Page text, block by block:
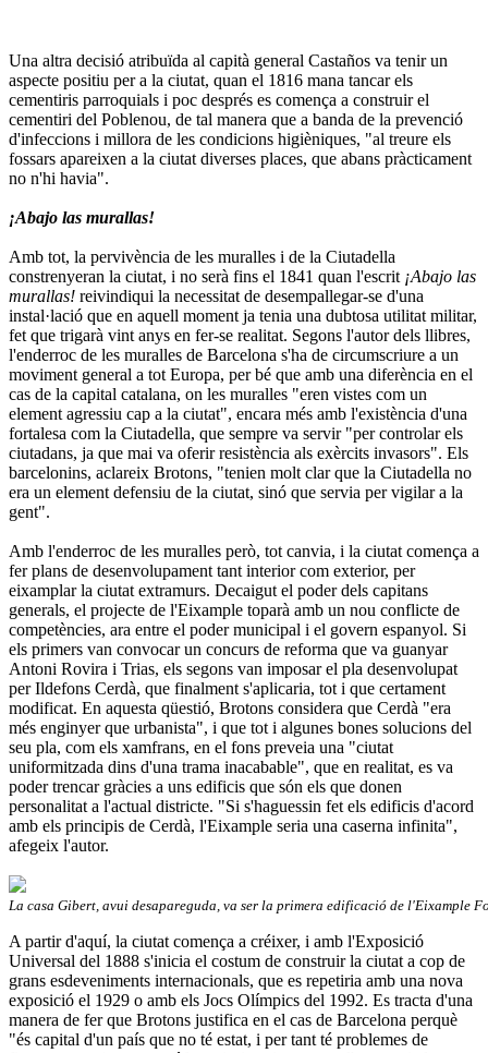
Una altra decisió atribuïda al capità general Castaños va tenir un
aspecte positiu per a la ciutat, quan el 1816 mana tancar els
cementiris parroquials i poc després es comença a construir el
cementiri del Poblenou, de tal manera que a banda de la prevenció
d'infeccions i millora de les condicions higièniques, "al treure els
fossars apareixen a la ciutat diverses places, que abans pràcticament
no n'hi havia".
¡Abajo las murallas!
Amb tot, la pervivència de les muralles i de la Ciutadella
constrenyeran la ciutat, i no serà fins el 1841 quan l'escrit ¡Abajo las
murallas! reivindiqui la necessitat de desempallegar-se d'una
instal·lació que en aquell moment ja tenia una dubtosa utilitat militar,
fet que trigarà vint anys en fer-se realitat. Segons l'autor dels llibres,
l'enderroc de les muralles de Barcelona s'ha de circumscriure a un
moviment general a tot Europa, per bé que amb una diferència en el
cas de la capital catalana, on les muralles "eren vistes com un
element agressiu cap a la ciutat", encara més amb l'existència d'una
fortalesa com la Ciutadella, que sempre va servir "per controlar els
ciutadans, ja que mai va oferir resistència als exèrcits invasors". Els
barcelonins, aclareix Brotons, "tenien molt clar que la Ciutadella no
era un element defensiu de la ciutat, sinó que servia per vigilar a la
gent".
Amb l'enderroc de les muralles però, tot canvia, i la ciutat comença a
fer plans de desenvolupament tant interior com exterior, per
eixamplar la ciutat extramurs. Decaigut el poder dels capitans
generals, el projecte de l'Eixample toparà amb un nou conflicte de
competències, ara entre el poder municipal i el govern espanyol. Si
els primers van convocar un concurs de reforma que va guanyar
Antoni Rovira i Trias, els segons van imposar el pla desenvolupat
per Ildefons Cerdà, que finalment s'aplicaria, tot i que certament
modificat. En aquesta qüestió, Brotons considera que Cerdà "era
més enginyer que urbanista", i que tot i algunes bones solucions del
seu pla, com els xamfrans, en el fons preveia una "ciutat
uniformitzada dins d'una trama inacabable", que en realitat, es va
poder trencar gràcies a uns edificis que són els que donen
personalitat a l'actual districte. "Si s'haguessin fet els edificis d'acord
amb els principis de Cerdà, l'Eixample seria una caserna infinita",
afegeix l'autor.
La casa Gibert, avui desapareguda, va ser la primera edificació de l'Eixample
A partir d'aquí, la ciutat comença a créixer, i amb l'Exposició
Universal del 1888 s'inicia el costum de construir la ciutat a cop de
grans esdeveniments internacionals, que es repetiria amb una nova
exposició el 1929 o amb els Jocs Olímpics del 1992. Es tracta d'una
manera de fer que Brotons justifica en el cas de Barcelona perquè
"és capital d'un país que no té estat, i per tant té problemes de